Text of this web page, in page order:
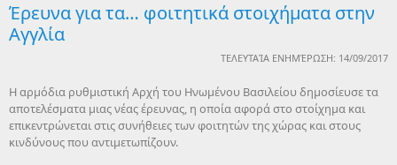
Έρευνα για τα… φοιτητικά στοιχήματα στην
Αγγλία
ΤΕΛΕΥΤΑΊΑ ΕΝΗΜΈΡΩΣΗ: 14/09/2017
Η αρμόδια ρυθμιστική Αρχή του Ηνωμένου Βασιλείου δημοσίευσε τα
αποτελέσματα μιας νέας έρευνας, η οποία αφορά στο στοίχημα και
επικεντρώνεται στις συνήθειες των φοιτητών της χώρας και στους
κινδύνους που αντιμετωπίζουν.